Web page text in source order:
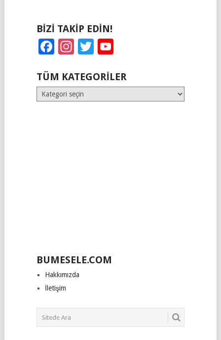
BIZI TAKIP EDIN!
Facebook
Instagram
Twitter
TÜM KATEGORILER
Tüm
Kategoriler
BUMESELE.COM
Hakkımızda
İletişim